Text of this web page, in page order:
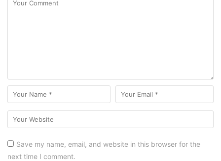
Save my name, email, and website in this browser for the
next time I comment.